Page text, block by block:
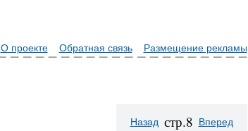
О проекте Обратная связь Размещение рекламы
Назад стр.8 Вперед